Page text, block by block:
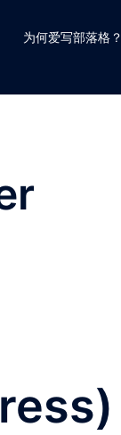
为何爱写部落格？